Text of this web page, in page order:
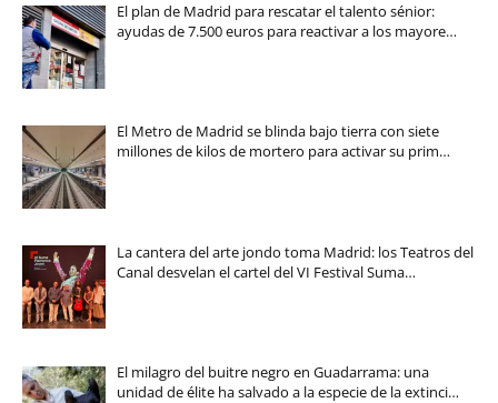
El plan de Madrid para rescatar el talento sénior:
ayudas de 7.500 euros para reactivar a los mayore…
El Metro de Madrid se blinda bajo tierra con siete
millones de kilos de mortero para activar su prim…
La cantera del arte jondo toma Madrid: los Teatros del
Canal desvelan el cartel del VI Festival Suma…
El milagro del buitre negro en Guadarrama: una
unidad de élite ha salvado a la especie de la extinci…